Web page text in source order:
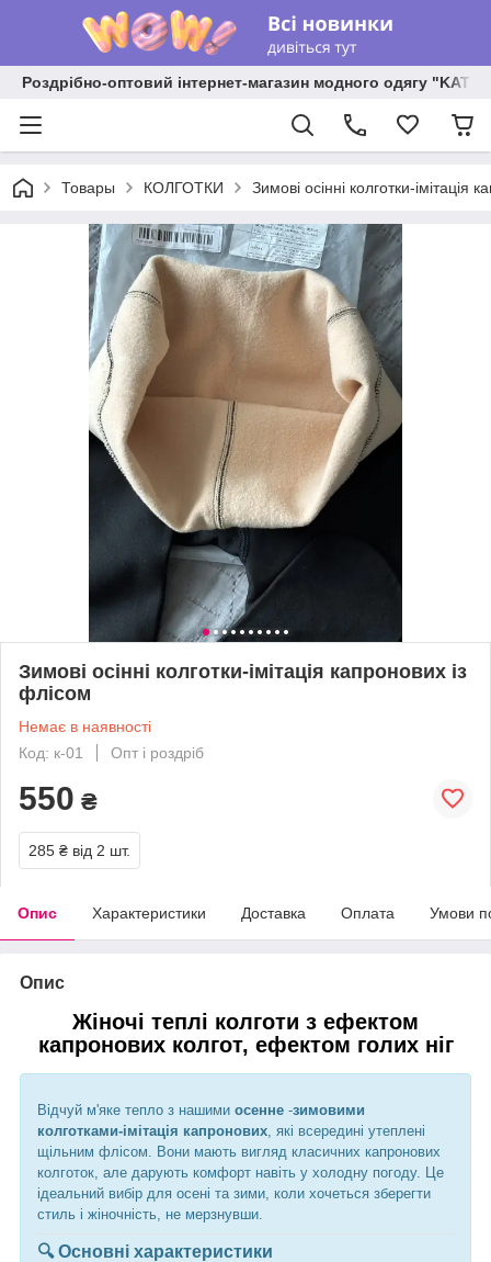
Роздрібно-оптовий інтернет-магазин модного одягу
Товары КОЛГОТКИ Зимові осінні колготки-імітація
Зимові осінні колготки-імітація капронових із
флісом
Немає в наявності
Код: к-01
Опт і роздріб
550 ₴
285 ₴ від 2 шт.
Опис Характеристики Доставка Оплата Умови
Опис
Жіночі теплі колготи з ефектом
капронових колгот, ефектом голих ніг
Відчуй м'яке тепло з нашими осенне -зимовими
колготками-імітація капронових, які всередині утеплені
щільним флісом. Вони мають вигляд класичних капронових
колготок, але дарують комфорт навіть у холодну погоду. Це
ідеальний вибір для осені та зими, коли хочеться зберегти
стиль і жіночність, не мерзнувши.
🔍 Основні характеристики